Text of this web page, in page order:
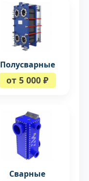
Полусварные
от 5 000 ₽
Сварные